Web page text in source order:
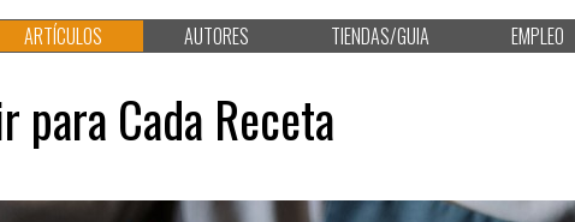
ARTÍCULOS AUTORES TIENDAS/GUIA EMPLEO
para Cada Receta